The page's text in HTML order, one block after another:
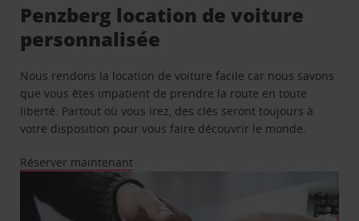
Penzberg location de voiture
personnalisée
Nous rendons la location de voiture facile car nous savons
que vous êtes impatient de prendre la route en toute
liberté. Partout où vous irez, des clés seront toujours à
votre disposition pour vous faire découvrir le monde.
Réserver maintenant